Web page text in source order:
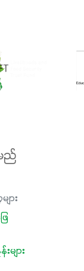
ည်
ား
များ